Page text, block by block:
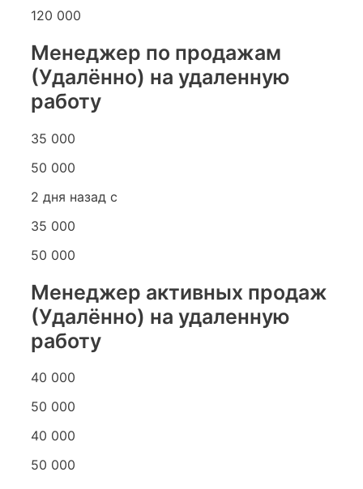
120 000
Менеджер по продажам
(Удалённо) на удаленную
работу
35 000
50 000
2 дня назад с
35 000
50 000
Менеджер активных продаж
(Удалённо) на удаленную
работу
40 000
50 000
40 000
50 000